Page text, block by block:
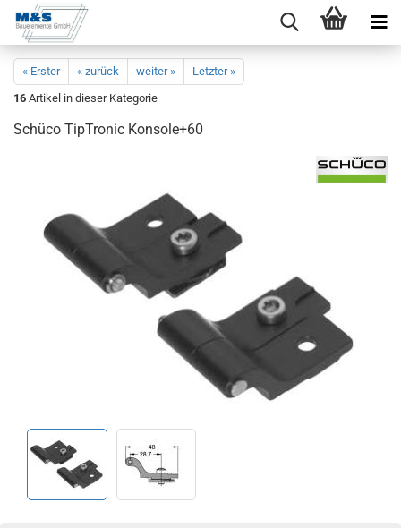
« Erster « zurück weiter »
Letzter »
16 Artikel in dieser Kategorie
Schü­co TipTro­nic Kon­so­le+60